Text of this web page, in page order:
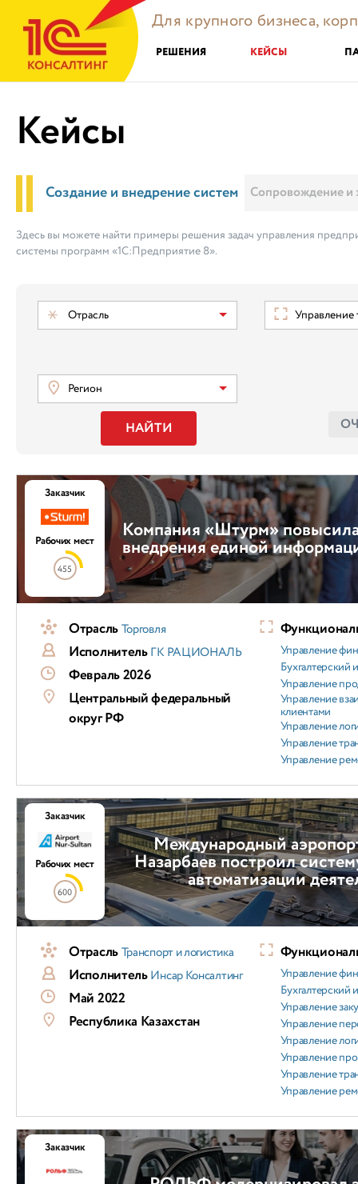
Для крупного бизнеса,
РЕШЕНИЯ КЕЙСЫ
Кейсы
Создание и внедрение систем Сопровождение и
Здесь вы можете найти примеры решения задач управления
системы программ «1С:Предприятие 8».
Отрасль
Регион
НАЙТИ
Компания «Штурм»
внедрения единой
Заказчик
Рабочих мест
455
ОтрасльТорговля
ИсполнительГК РАЦИОНАЛЬ
Февраль 2026
Центральный федеральный
округ РФ
Управление
Бухгалтерский
Управление
Управление
клиентами
Управление
Управление
Управление
Международный
Назарбаев построил
автоматизации
Заказчик
Рабочих мест
600
ОтрасльТранспорт и логистика
ИсполнительИнсар Консалтинг
Май 2022
Республика Казахстан
Управление
Бухгалтерский
Управление
Управление
Управление
Управление
Управление
Управление
Заказчик